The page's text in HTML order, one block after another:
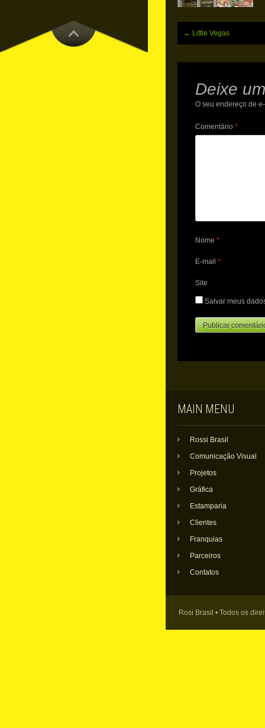
Post
navigation
← Little Vegas
Deixe
O seu endereço de
Comentário *
Nome *
E-mail *
Site
Salvar meus
MAIN MENU
Rossi Brasil
Comunicação Visual
Projetos
Gráfica
Estamparia
Clientes
Franquias
Parceiros
Contatos
Rosi Brasil • Todos os